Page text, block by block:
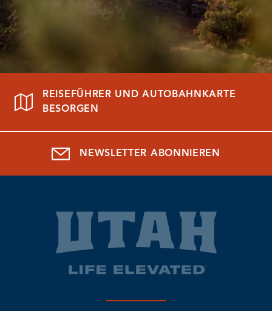
REISEFÜHRER UND AUTOBAHNKARTE
BESORGEN
NEWSLETTER ABONNIEREN